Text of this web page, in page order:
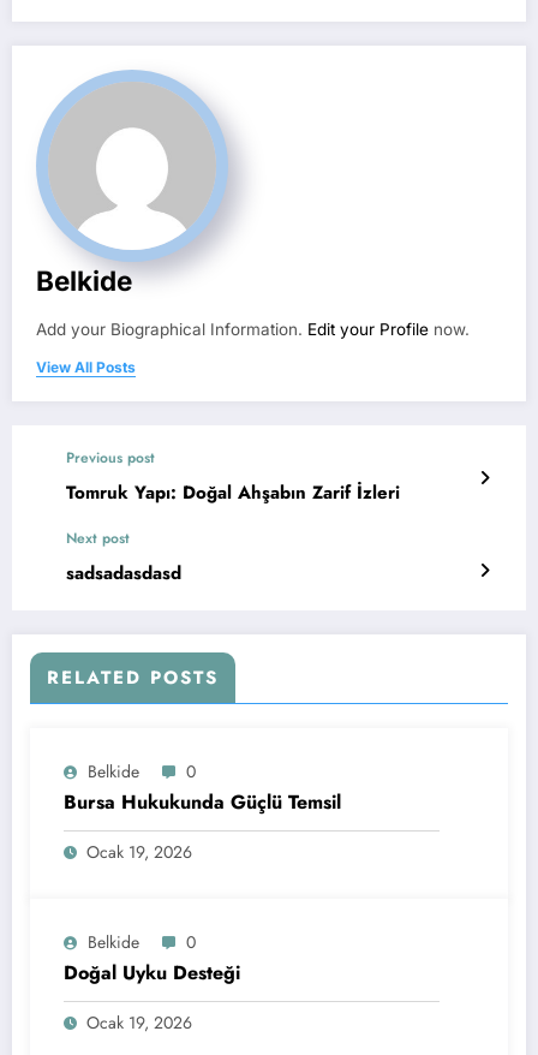
Belkide
Add your Biographical Information. Edit your Profile now.
View All Posts
Previous post
Tomruk Yapı: Doğal Ahşabın Zarif İzleri
Next post
sadsadasdasd
RELATED POSTS
Belkide 0
Bursa Hukukunda Güçlü Temsil
Ocak 19, 2026
Belkide 0
Doğal Uyku Desteği
Ocak 19, 2026